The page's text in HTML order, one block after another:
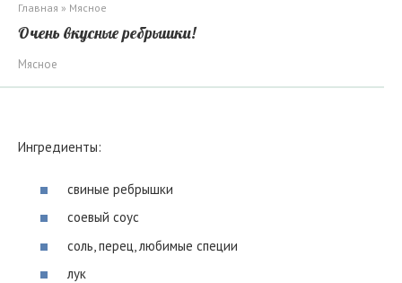
Главная » Мясное
Очень вкусные ребрышки!
Мясное
Ингредиенты:
свиные ребрышки
соевый соус
соль, перец, любимые специи
лук